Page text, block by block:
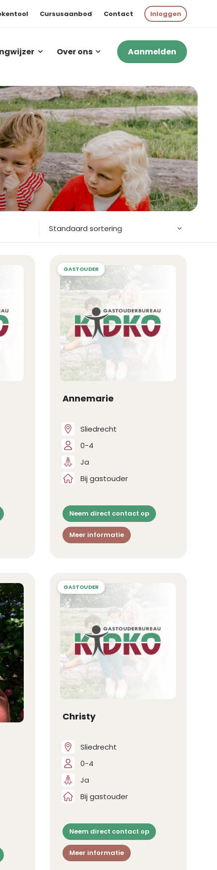
Cursusaanbod Contact Inloggen
Over ons Aanmelden
Standaard sortering
Annemarie
Sliedrecht
0-4
Ja
Bij gastouder
Neem direct contact op
Meer informatie
Christy
Sliedrecht
0-4
Ja
Bij gastouder
Neem direct contact op
Meer informatie